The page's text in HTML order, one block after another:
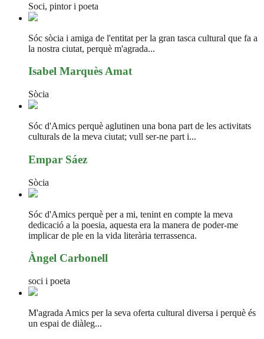
Soci, pintor i poeta
Sóc sòcia i amiga de l'entitat per la gran tasca cultural que fa a
la nostra ciutat, perquè m'agrada...
Isabel Marquès Amat
Sòcia
Sóc d'Amics perquè aglutinen una bona part de les activitats
culturals de la meva ciutat; vull ser-ne part i...
Empar Sáez
Sòcia
Sóc d'Amics perquè per a mi, tenint en compte la meva
dedicació a la poesia, aquesta era la manera de poder-me
implicar de ple en la vida literària terrassenca.
Àngel Carbonell
soci i poeta
M'agrada Amics per la seva oferta cultural diversa i perquè és
un espai de diàleg...